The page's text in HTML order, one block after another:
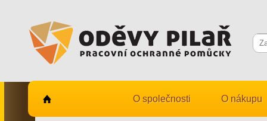
O společnosti O nákupu
Kontaktujte nás